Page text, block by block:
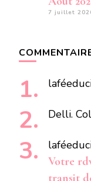
7 juillet
Delli.
Votre
transit